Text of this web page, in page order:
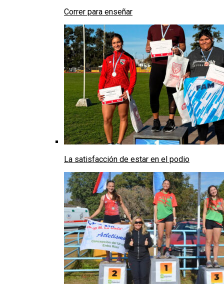
Correr para enseñar
La satisfacción de estar en el podio